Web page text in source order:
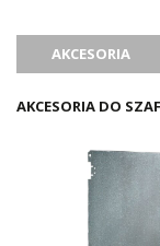
AKCESORIA
AKCESORIA DO